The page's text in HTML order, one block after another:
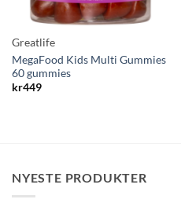
Greatlife
MegaFood Kids Multi Gummies
60 gummies
kr449
NYESTE PRODUKTER